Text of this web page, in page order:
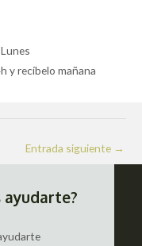
y recíbelo mañana
Entrada siguiente →
ayudarte?